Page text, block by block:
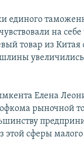
единого
на
товар из Китая
увеличились
Елена
рыночной
этой сферы